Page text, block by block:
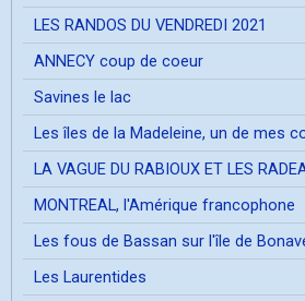
LES RANDOS DU VENDREDI 2021
ANNECY coup de coeur
Savines le lac
Les îles de la Madeleine, un de mes
LA VAGUE DU RABIOUX ET LES
MONTREAL, l'Amérique francophone
Les fous de Bassan sur l'île de
Les Laurentides